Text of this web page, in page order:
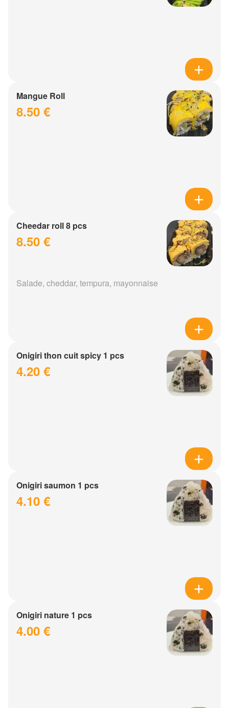
Mangue Roll
8.50 €
Cheedar roll 8 pcs
8.50 €
Salade, cheddar, tempura, mayonnaise
Onigiri thon cuit spicy 1 pcs
4.20 €
Onigiri saumon 1 pcs
4.10 €
Onigiri nature 1 pcs
4.00 €